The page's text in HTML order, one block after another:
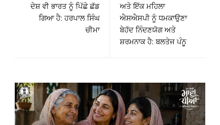
ਦੇਸ਼ ਵੀ ਭਾਰਤ ਨੂੰ ਪਿੱਛੇ ਛੱਡ
ਗਿਆ ਹੈ: ਹਰਪਾਲ ਸਿੰਘ
ਚੀਮਾ
ਅਤੇ ਇੱਕ ਮਹਿਲਾ
ਐਸਐਸਪੀ ਨੂੰ ਧਮਕਾਉਣਾ
ਬੇਹੱਦ ਨਿੰਦਣਯੋਗ ਅਤੇ
ਸ਼ਰਮਨਾਕ ਹੈ: ਬਲਤੇਜ ਪੰਨੂ